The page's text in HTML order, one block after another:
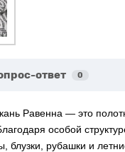
ответ 0
Равенна — это
особой
блузки, рубашки и